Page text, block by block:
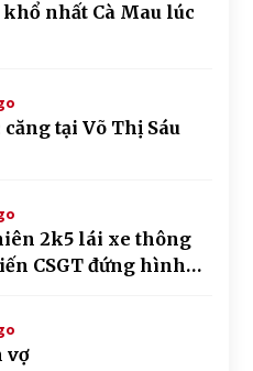
khổ nhất Cà Mau lúc
tại Võ Thị Sáu
2k5 lái xe thông
CSGT đứng hình
vợ